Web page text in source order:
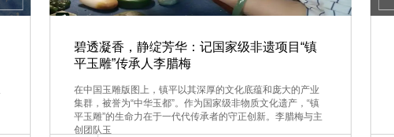
碧透凝香，静绽芳华：记国家级非遗项目“镇
平玉雕”传承人李腊梅
在中国玉雕版图上，镇平以其深厚的文化底蕴和庞大的产业
集群，被誉为“中华玉都”。作为国家级非物质文化遗产，“镇
平玉雕”的生命力在于一代代传承者的守正创新。李腊梅与主
创团队玉